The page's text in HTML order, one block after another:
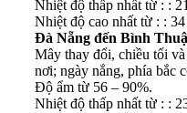
Nhiệt độ thấp nhất từ : :
Nhiệt độ cao nhất từ : :
Đà Nẵng đến Bình
Mây thay đổi, chiều tối
nơi; ngày nắng, phía bắc
Độ ẩm từ 56 – 90%.
Nhiệt độ thấp nhất từ : :